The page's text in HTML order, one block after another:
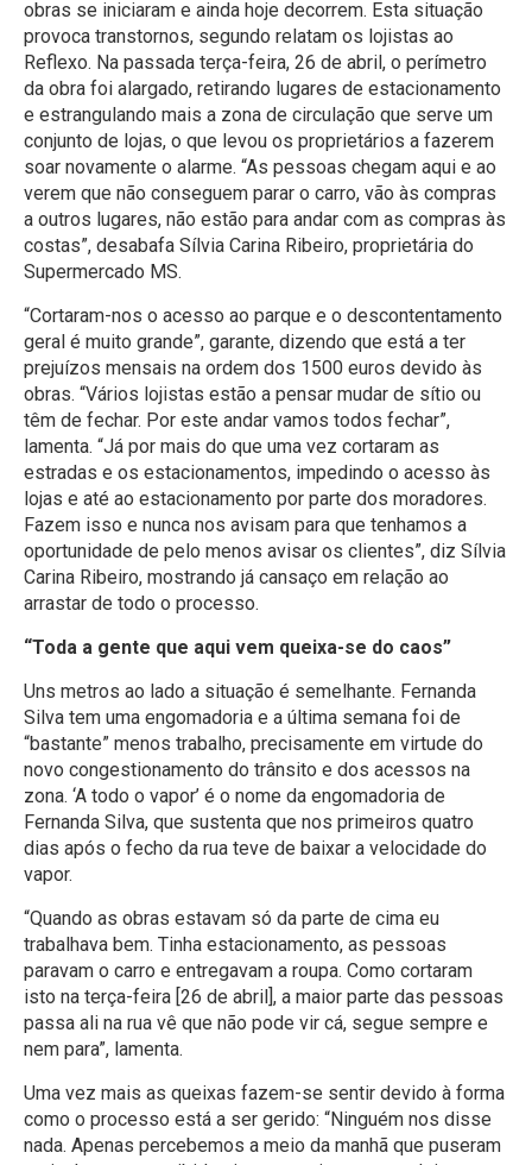
obras se iniciaram e ainda hoje decorrem. Esta situação
provoca transtornos, segundo relatam os lojistas ao
Reflexo. Na passada terça-feira, 26 de abril, o perímetro
da obra foi alargado, retirando lugares de estacionamento
e estrangulando mais a zona de circulação que serve um
conjunto de lojas, o que levou os proprietários a fazerem
soar novamente o alarme. “As pessoas chegam aqui e ao
verem que não conseguem parar o carro, vão às compras
a outros lugares, não estão para andar com as compras às
costas”, desabafa Sílvia Carina Ribeiro, proprietária do
Supermercado MS.
“Cortaram-nos o acesso ao parque e o descontentamento
geral é muito grande”, garante, dizendo que está a ter
prejuízos mensais na ordem dos 1500 euros devido às
obras. “Vários lojistas estão a pensar mudar de sítio ou
têm de fechar. Por este andar vamos todos fechar”,
lamenta. “Já por mais do que uma vez cortaram as
estradas e os estacionamentos, impedindo o acesso às
lojas e até ao estacionamento por parte dos moradores.
Fazem isso e nunca nos avisam para que tenhamos a
oportunidade de pelo menos avisar os clientes”, diz Sílvia
Carina Ribeiro, mostrando já cansaço em relação ao
arrastar de todo o processo.
“Toda a gente que aqui vem queixa-se do caos”
Uns metros ao lado a situação é semelhante. Fernanda
Silva tem uma engomadoria e a última semana foi de
“bastante” menos trabalho, precisamente em virtude do
novo congestionamento do trânsito e dos acessos na
zona. ‘A todo o vapor’ é o nome da engomadoria de
Fernanda Silva, que sustenta que nos primeiros quatro
dias após o fecho da rua teve de baixar a velocidade do
vapor.
“Quando as obras estavam só da parte de cima eu
trabalhava bem. Tinha estacionamento, as pessoas
paravam o carro e entregavam a roupa. Como cortaram
isto na terça-feira [26 de abril], a maior parte das pessoas
passa ali na rua vê que não pode vir cá, segue sempre e
nem para”, lamenta.
Uma vez mais as queixas fazem-se sentir devido à forma
como o processo está a ser gerido: “Ninguém nos disse
nada. Apenas percebemos a meio da manhã que puseram